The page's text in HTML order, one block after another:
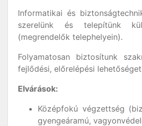
Informatikai és
szerelünk és telepítünk
(megrendelők telephelyein).
Folyamatosan biztosítunk
fejlődési, előrelépési
Elvárások:
Középfokú végzettség
gyengeáramú,